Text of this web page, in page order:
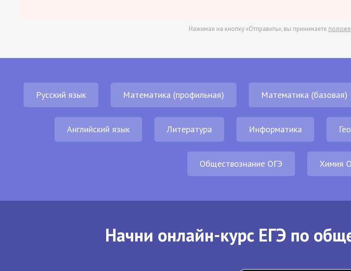
Нажимая на кнопку «Отправить», вы принимаете
Русский язык Математика (профильная) Математика (базовая)
Английский язык Литература Информатика
Обществознание ОГЭ Химия
Начни онлайн-курс ЕГЭ по